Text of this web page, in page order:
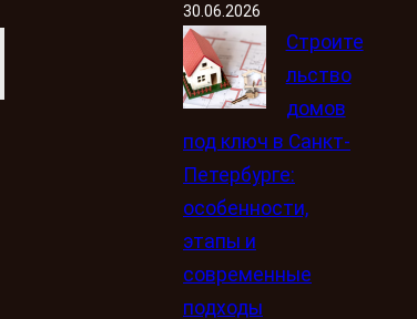
30.06.2026
Строите
льство
домов
под ключ в Санкт-
Петербурге:
особенности,
этапы и
современные
подходы